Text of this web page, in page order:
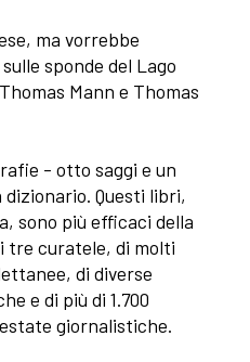
ma vorrebbe
sponde del Lago
Mann e Thomas
- otto saggi e un
Questi libri,
sono più efficaci della
tre curatele, di molti
di diverse
e di più di 1.700
giornalistiche.